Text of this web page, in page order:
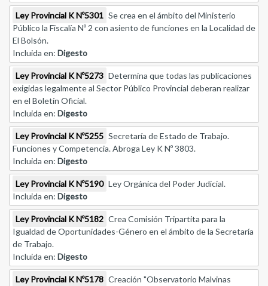
Ley Provincial K Nº5301 Se crea en el ámbito del Ministerio
Público la Fiscalía Nº 2 con asiento de funciones en la Localidad de
El Bolsón.
Incluida en: Digesto
Ley Provincial K Nº5273 Determina que todas las publicaciones
exigidas legalmente al Sector Público Provincial deberan realizar
en el Boletín Oficial.
Incluida en: Digesto
Ley Provincial K Nº5255 Secretaría de Estado de Trabajo.
Funciones y Competencia. Abroga Ley K Nº 3803.
Incluida en: Digesto
Ley Provincial K Nº5190 Ley Orgánica del Poder Judicial.
Incluida en: Digesto
Ley Provincial K Nº5182 Crea Comisión Tripartita para la
Igualdad de Oportunidades-Género en el ámbito de la Secretaría
de Trabajo.
Incluida en: Digesto
Ley Provincial K Nº5178 Creación "Observatorio Malvinas